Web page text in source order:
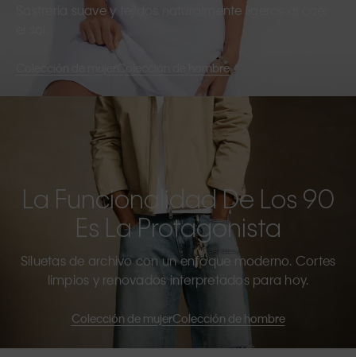
Sastrería suave y tejidos naturalmente ligeros al caer
Colección de hombre
La Funcionalidad De Los 90
Es La Protagonista
Siluetas de archivo con un enfoque moderno. Cortes
limpios y renovados interpretados para hoy.
Colección de mujerColección de hombre